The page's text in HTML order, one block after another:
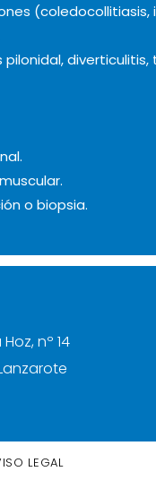
o biopsia.
nº 14
LEGAL